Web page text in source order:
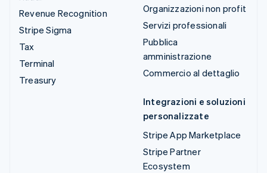
Revenue Recognition
Stripe Sigma
Tax
Terminal
Treasury
Organizzazioni non profit
Servizi professionali
Pubblica
amministrazione
Commercio al dettaglio
Integrazioni e soluzioni
personalizzate
Stripe App Marketplace
Stripe Partner
Ecosystem